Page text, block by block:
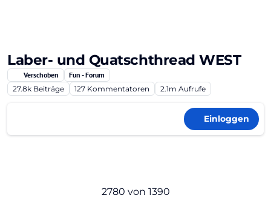
Laber- und Quatschthread WEST
Verschoben
Fun - Forum
27.8k Beiträge 127 Kommentatoren 2.1m Aufrufe
Einloggen
2780 von 1390